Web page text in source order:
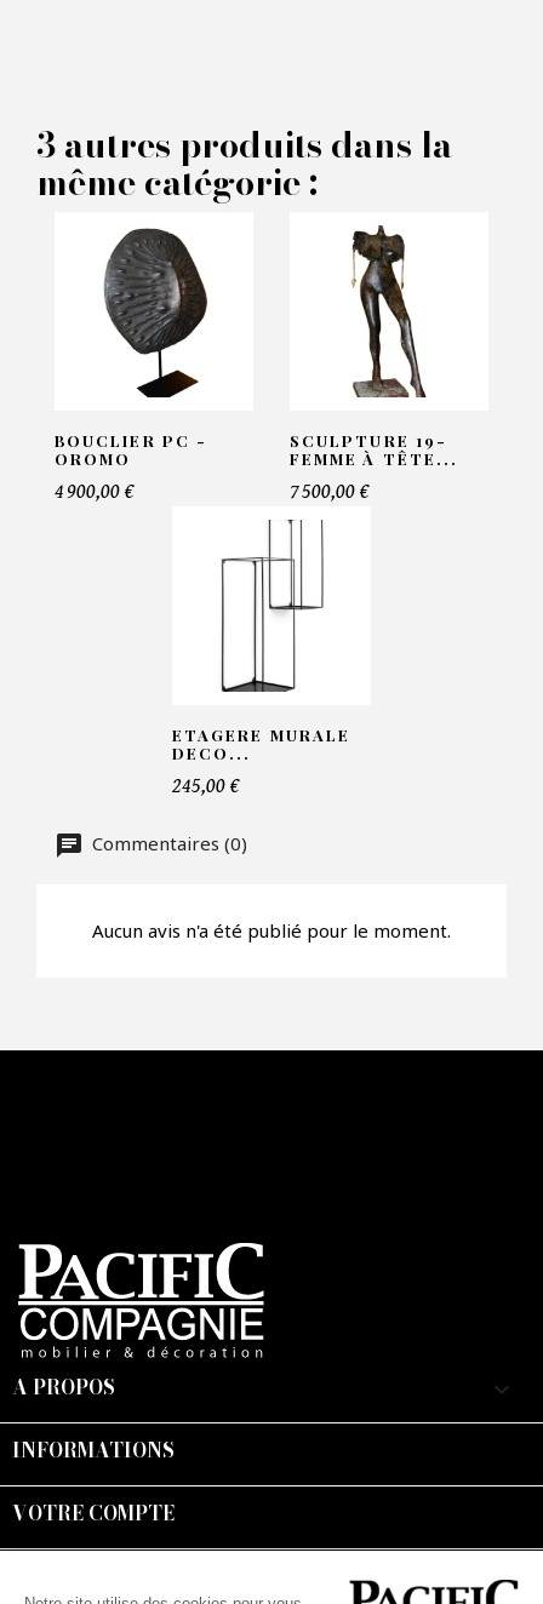
Objet decoratif Walpole -
VOS INFORMATIONS :
Faire mon offre
3 autres produits dans la
même catégorie :
BOUCLIER PC -
OROMO
4 900,00 €
SCULPTURE 19-
FEMME À TÊTE...
7 500,00 €
ETAGERE MURALE
DECO...
245,00 €
Commentaires (0)
Aucun avis n'a été publié pour le moment.
A PROPOS keyboard_arrow_down
INFORMATIONS
VOTRE COMPTE